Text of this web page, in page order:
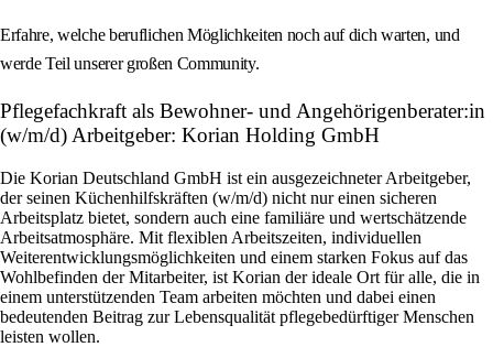
Erfahre, welche beruflichen Möglichkeiten noch auf dich warten, und
werde Teil unserer großen Community.
Pflegefachkraft als Bewohner- und Angehörigenberater:in
(w/m/d) Arbeitgeber: Korian Holding GmbH
Die Korian Deutschland GmbH ist ein ausgezeichneter Arbeitgeber,
der seinen Küchenhilfskräften (w/m/d) nicht nur einen sicheren
Arbeitsplatz bietet, sondern auch eine familiäre und wertschätzende
Arbeitsatmosphäre. Mit flexiblen Arbeitszeiten, individuellen
Weiterentwicklungsmöglichkeiten und einem starken Fokus auf das
Wohlbefinden der Mitarbeiter, ist Korian der ideale Ort für alle, die in
einem unterstützenden Team arbeiten möchten und dabei einen
bedeutenden Beitrag zur Lebensqualität pflegebedürftiger Menschen
leisten wollen.